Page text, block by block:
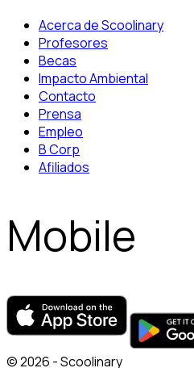
Acerca de Scoolinary
Profesores
Becas
Impacto Ambiental
Contacto
Prensa
Empleo
B Corp
Afiliados
Mobile
© 2026 - Scoolinary